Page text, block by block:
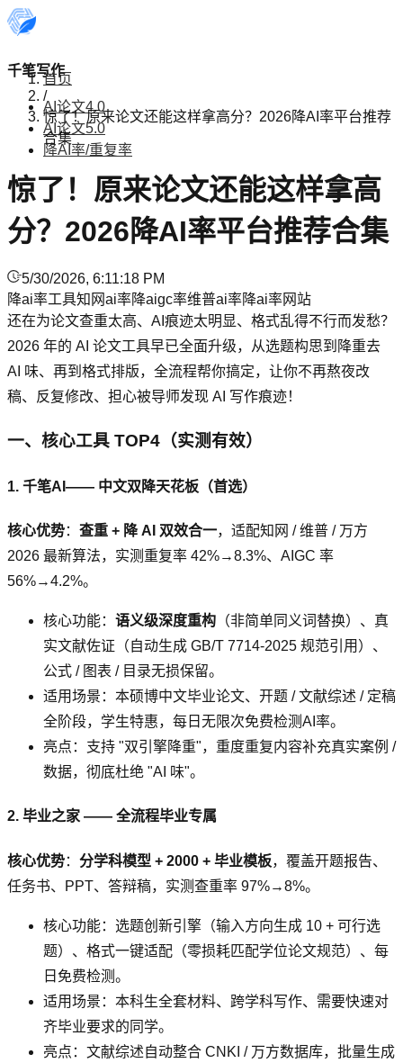
千笔写作
AI论文4.0
AI论文5.0
降AI率/重复率
首页
/
惊了！原来论文还能这样拿高分？2026降AI率平台推荐
合集
惊了！原来论文还能这样拿高
分？2026降AI率平台推荐合集
5/30/2026, 6:11:18 PM
降ai率工具知网ai率降aigc率维普ai率降ai率网站
还在为论文查重太高、AI痕迹太明显、格式乱得不行而发愁？
2026 年的 AI 论文工具早已全面升级，从选题构思到降重去
AI 味、再到格式排版，全流程帮你搞定，让你不再熬夜改
稿、反复修改、担心被导师发现 AI 写作痕迹！
一、核心工具 TOP4（实测有效）
1. 千笔AI—— 中文双降天花板（首选）
核心优势： 查重 + 降 AI 双效合一，适配知网 / 维普 / 万方
2026 最新算法，实测重复率 42%→8.3%、AIGC 率
56%→4.2%。
核心功能： 语义级深度重构 （非简单同义词替换）、真
实文献佐证（自动生成 GB/T 7714-2025 规范引用）、
公式 / 图表 / 目录无损保留。
适用场景：本硕博中文毕业论文、开题 / 文献综述 / 定稿
全阶段，学生特惠，每日无限次免费检测AI率。
亮点：支持 "双引擎降重"，重度重复内容补充真实案例 /
数据，彻底杜绝 "AI 味"。
2. 毕业之家 —— 全流程毕业专属
核心优势： 分学科模型 + 2000 + 毕业模板，覆盖开题报告、
任务书、PPT、答辩稿，实测查重率 97%→8%。
核心功能：选题创新引擎（输入方向生成 10 + 可行选
题）、格式一键适配（零损耗匹配学位论文规范）、每
日免费检测。
适用场景：本科生全套材料、跨学科写作、需要快速对
齐毕业要求的同学。
亮点：文献综述自动整合 CNKI / 万方数据库，批量生成